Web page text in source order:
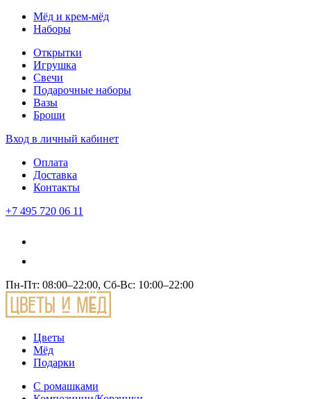
Мёд и крем-мёд
Наборы
Открытки
Игрушка
Свечи
Подарочные наборы
Вазы
Броши
Вход в личный кабинет
Оплата
Доставка
Контакты
+7 495 720 06 11
Пн-Пт: 08:00–22:00, Сб-Вс: 10:00–22:00
Цветы
Мёд
Подарки
С ромашками